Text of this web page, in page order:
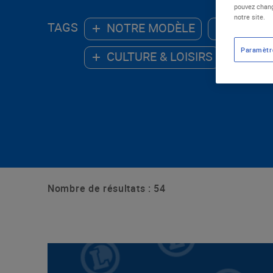
TAGS NOTRE MODÈLE
CULTURE & LOISIRS
Nombre de résultats : 54
pouvez
notre site.